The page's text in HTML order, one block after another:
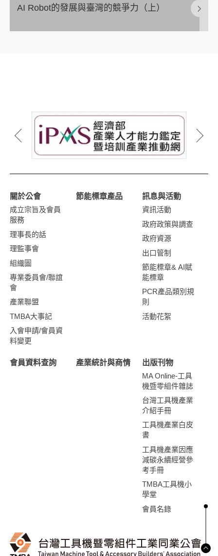
AI Robot的發展與臺灣的競爭力（上）
關於公會
成立宗旨及會員
服務
理事長的話
理監事會
組織圖
專業委員會/聯誼
會
產業聯盟
TMBA大事記
入會申請/會員資
料變更
節能標章產品
訊息與活動
資訊活動
政府政策與調查
政府資源
出口管制
節能標章& AI賦
能標章
PCR產品類別規
則
活動花絮
會員資料查詢 產業統計與商情
出版刊物
MA Online-工具
機暨零組件雜誌
台灣工具機產業
介紹手冊
工具機產業白皮
書
工具機產業因應
減碳永續經營參
考手冊
TMBA工具機小
學堂
會員名錄